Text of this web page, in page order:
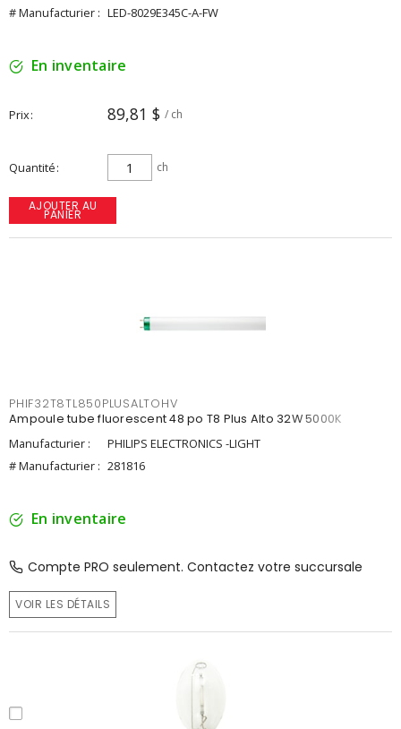
# Manufacturier : LED-8029E345C-A-FW
En inventaire
Prix 89,81 $ / ch
Quantité ch
AJOUTER AU
PANIER
PHIF32T8TL850PLUSALTOHV
Ampoule tube fluorescent 48 po T8 Plus Alto 32W 5000K
Manufacturier :
PHILIPS ELECTRONICS -LIGHT
# Manufacturier : 281816
En inventaire
Compte PRO seulement. Contactez votre succursale
VOIR LES DÉTAILS